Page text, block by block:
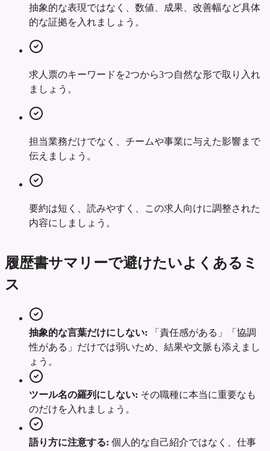
抽象的な表現ではなく、数値、成果、改善幅など具体
的な証拠を入れましょう。
求人票のキーワードを2つから3つ自然な形で取り入れ
ましょう。
担当業務だけでなく、チームや事業に与えた影響まで
伝えましょう。
要約は短く、読みやすく、この求人向けに調整された
内容にしましょう。
履歴書サマリーで避けたいよくあるミ
ス
抽象的な言葉だけにしない:
「責任感がある」「協調
性がある」だけでは弱いため、結果や文脈も添えまし
ょう。
ツール名の羅列にしない: その職種に本当に重要なも
のだけを入れましょう。
語り方に注意する: 個人的な自己紹介ではなく、仕事